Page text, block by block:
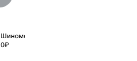
Шиномонтаж
0₽